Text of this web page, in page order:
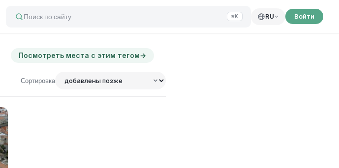
Поиск по сайту ⌘K RU Войти
Посмотреть места с этим тегом→
Сортировка